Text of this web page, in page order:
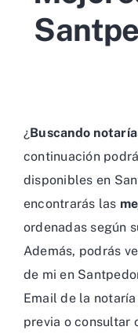
¿Buscando
continuación
disponibles en
encontrarás las
ordenadas según
Además, podrás
de mi en
Email de la
previa o consultar